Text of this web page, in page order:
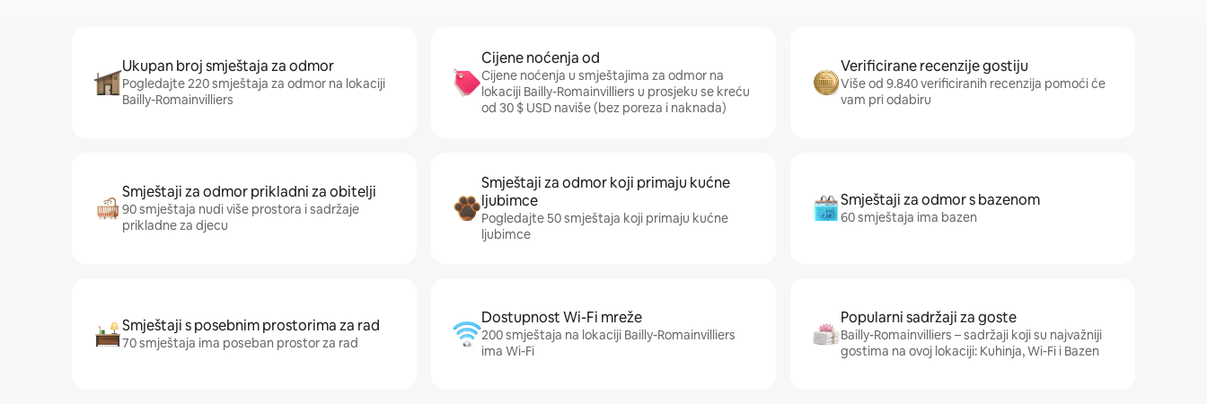
Ukupan broj smještaja za odmor
Pogledajte 220 smještaja za odmor na lokaciji
Bailly-Romainvilliers
Cijene noćenja od
Cijene noćenja u smještajima za odmor na
lokaciji Bailly-Romainvilliers u prosjeku se kreću
od 30 $ USD naviše (bez poreza i naknada)
Verificirane recenzije gostiju
Više od 9.840 verificiranih recenzija pomoći će
vam pri odabiru
Smještaji za odmor prikladni za obitelji
90 smještaja nudi više prostora i sadržaje
prikladne za djecu
Smještaji za odmor koji primaju kućne
ljubimce
Pogledajte 50 smještaja koji primaju kućne
ljubimce
Smještaji za odmor s bazenom
60 smještaja ima bazen
Smještaji s posebnim prostorima za rad
70 smještaja ima poseban prostor za rad
Dostupnost Wi-Fi mreže
200 smještaja na lokaciji Bailly-Romainvilliers
ima Wi-Fi
Popularni sadržaji za goste
Bailly-Romainvilliers – sadržaji koji su najvažniji
gostima na ovoj lokaciji: Kuhinja, Wi-Fi i Bazen